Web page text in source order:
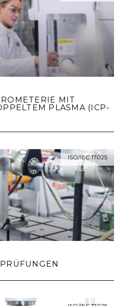
MIT
PLASMA (ICP-
ISO/IEC 17025